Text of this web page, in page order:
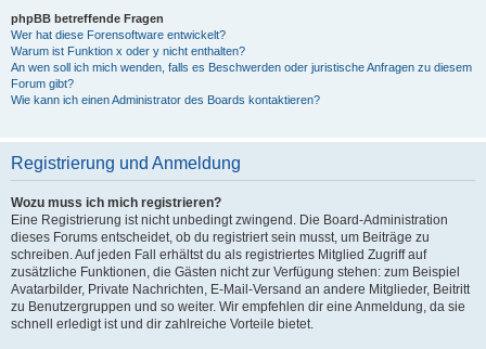
phpBB betreffende Fragen
Wer hat diese Forensoftware entwickelt?
Warum ist Funktion x oder y nicht enthalten?
An wen soll ich mich wenden, falls es Beschwerden oder juristische Anfragen zu diesem
Forum gibt?
Wie kann ich einen Administrator des Boards kontaktieren?
Registrierung und Anmeldung
Wozu muss ich mich registrieren?
Eine Registrierung ist nicht unbedingt zwingend. Die Board-Administration
dieses Forums entscheidet, ob du registriert sein musst, um Beiträge zu
schreiben. Auf jeden Fall erhältst du als registriertes Mitglied Zugriff auf
zusätzliche Funktionen, die Gästen nicht zur Verfügung stehen: zum Beispiel
Avatarbilder, Private Nachrichten, E-Mail-Versand an andere Mitglieder, Beitritt
zu Benutzergruppen und so weiter. Wir empfehlen dir eine Anmeldung, da sie
schnell erledigt ist und dir zahlreiche Vorteile bietet.